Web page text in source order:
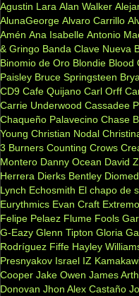
Agustin Lara Alan Walker
AlunaGeorge Alvaro Carrillo
Amén Ana Isabelle Antonio
& Gringo Banda Clave Nueva
Binomio de Oro Blondie Blood
Paisley Bruce Springsteen
CD9 Cafe Quijano Carl Orff
Carrie Underwood Cassadee
Chaqueño Palavecino Chase
Young Christian Nodal
3 Burners Counting Crows
Montero Danny Ocean David
Herrera Dierks Bentley
Lynch Echosmith El chapo de
Eurythmics Evan Craft
Felipe Pelaez Flume Fools
G-Eazy Glenn Tipton Gloria
Rodríguez Fiffe Hayley
Presnyakov Israel IZ
Cooper Jake Owen James
Donovan Jhon Alex Castaño